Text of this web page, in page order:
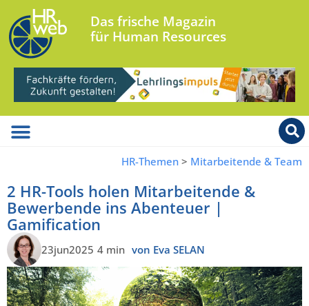
Das frische Magazin
für Human Resources
HR-Themen > Mitarbeitende & Team
2 HR-Tools holen Mitarbeitende &
Bewerbende ins Abenteuer |
Gamification
23jun2025 4 min von Eva SELAN